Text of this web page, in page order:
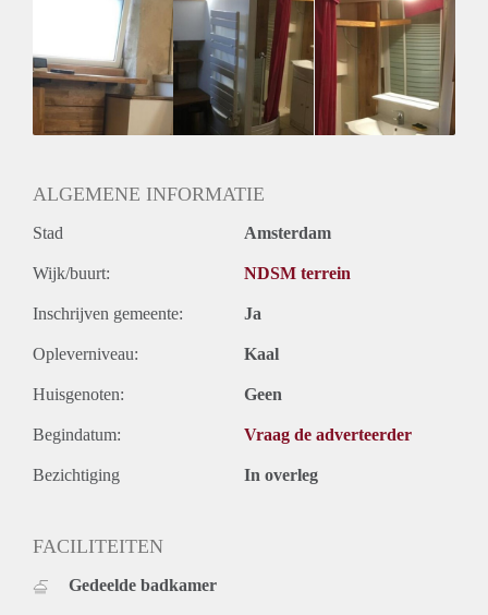
Gedeelde Douche: Ja
Gedeelde woonkamer: Ja
Huisgenoten: Ja
Geslacht huisgenoten: Gemengd
ALGEMENE INFORMATIE
Stad Amsterdam
Wijk/buurt: NDSM terrein
Inschrijven gemeente: Ja
Opleverniveau: Kaal
Huisgenoten: Geen
Begindatum: Vraag de adverteerder
Bezichtiging In overleg
FACILITEITEN
Gedeelde badkamer